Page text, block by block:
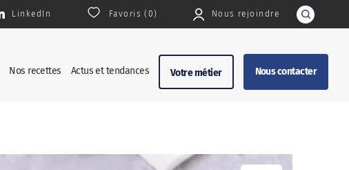
LinkedIn Favoris ( 0 ) Nous rejoindre
Nos recettes Actus et tendances Votre métier Nous contacter